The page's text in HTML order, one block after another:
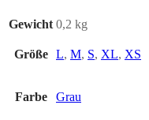
Gewicht 0,2 kg
Größe L, M, S, XL, XS
Farbe Grau